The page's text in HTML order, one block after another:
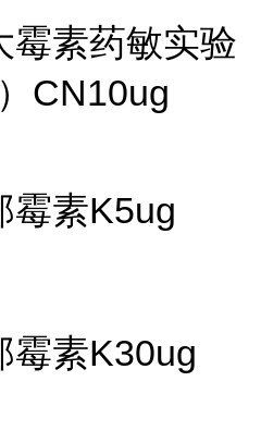
霉素药敏实验
CN10ug
霉素K5ug
霉素K30ug